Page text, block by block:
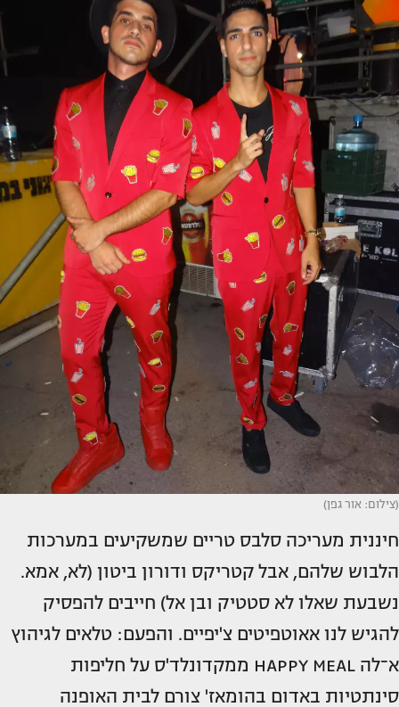
(צילום: אור גפן)
חיננית מעריכה סלבס טריים שמשקיעים במערכות
הלבוש שלהם, אבל קטריקס ודורון ביטון (לא, אמא.
נשבעת שאלו לא סטטיק ובן אל) חייבים להפסיק
להגיש לנו אאוטפיטים צ'יפיים. והפעם: טלאים לגיהוץ
א־לה HAPPY MEAL ממקדונלד'ס על חליפות
סינתטיות באדום בהומאז' צורם לבית האופנה